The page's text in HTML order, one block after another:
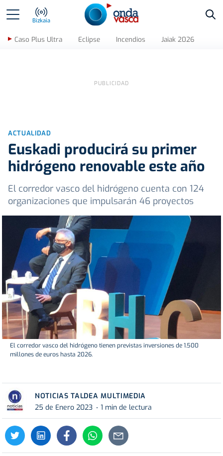
Bizkaia
Caso Plus Ultra Eclipse Incendios Jaiak 2026
ACTUALIDAD
Euskadi producirá su primer
hidrógeno renovable este año
El corredor vasco del hidrógeno cuenta con 124
organizaciones que impulsarán 46 proyectos
El corredor vasco del hidrógeno tienen previstas inversiones de 1.500
millones de euros hasta 2026.
NOTICIAS TALDEA MULTIMEDIA
25 de Enero 2023
1 min de lectura